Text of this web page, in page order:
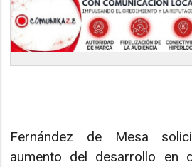
Fernández de Mesa
aumento del desarrollo en